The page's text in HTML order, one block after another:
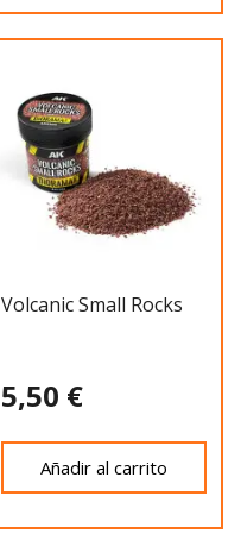
Volcanic Small Rocks
5,50 €
Añadir al carrito